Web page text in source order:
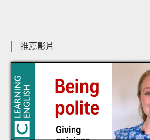
推薦影片